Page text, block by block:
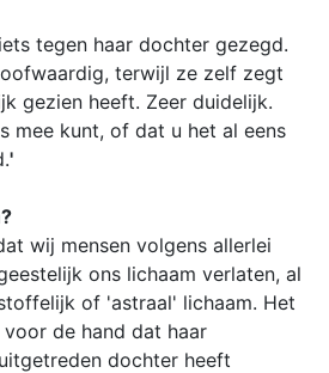
tegen haar dochter gezegd.
terwijl ze zelf zegt
gezien heeft. Zeer duidelijk.
mee kunt, of dat u het al eens
'
wij mensen volgens allerlei
ons lichaam verlaten, al
of 'astraal' lichaam. Het
de hand dat haar
dochter heeft